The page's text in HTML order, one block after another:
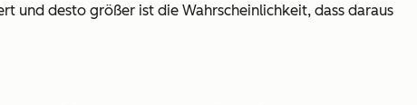
und desto größer ist die Wahrscheinlichkeit, dass daraus